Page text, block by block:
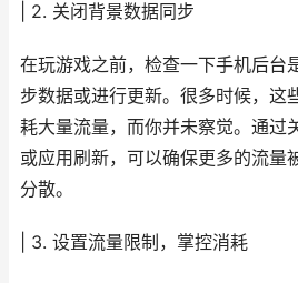
| 2. 关闭背景数据同步
在玩游戏之前，检查一下手机后台
步数据或进行更新。很多时候，这
耗大量流量，而你并未察觉。通过
或应用刷新，可以确保更多的流量
分散。
| 3. 设置流量限制，掌控消耗